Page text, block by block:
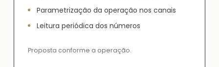
Parametrização da operação nos canais
Leitura periódica dos números
Proposta conforme a operação.